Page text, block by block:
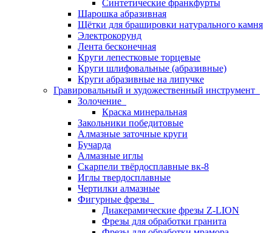
Синтетические франкфурты
Шарошка абразивная
Щётки для брашировки натурального камня
Электрокорунд
Лента бесконечная
Круги лепестковые торцевые
Круги шлифовальные (абразивные)
Круги абразивные на липучке
Гравировальный и художественный инструмент
Золочение
Краска минеральная
Закольники победитовые
Алмазные заточные круги
Бучарда
Алмазные иглы
Скарпели твёрдосплавные вк-8
Иглы твердосплавные
Чертилки алмазные
Фигурные фрезы
Диакерамические фрезы Z-LION
Фрезы для обработки гранита